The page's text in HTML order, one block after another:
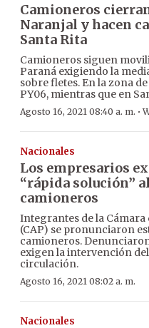
Camioneros
Naranjal y hacen
Santa Rita
Camioneros siguen
Paraná exigiendo la
sobre fletes. En la zona
PY06, mientras que en
Agosto 16, 2021 08:40 a. m. ·
Nacionales
Los empresarios
“rápida solución”
camioneros
Integrantes de la
(CAP) se pronunciaron
camioneros.
exigen la intervención
circulación.
Agosto 16, 2021 08:02 a. m.
Nacionales